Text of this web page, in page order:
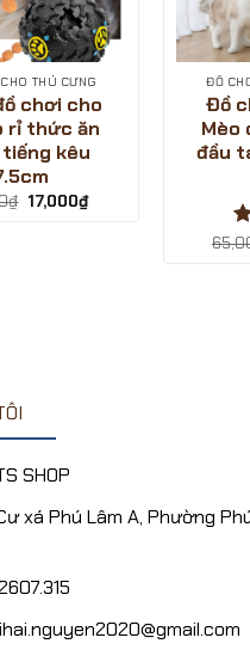
THÚ CƯNG
chơi cho
rỉ thức ăn
kêu
₫ Giá
gốc
17,000₫Giá
hiện
ĐỒ
Đồ
Mèo
đầu
SHOP
xá Phú Lâm A, Phường